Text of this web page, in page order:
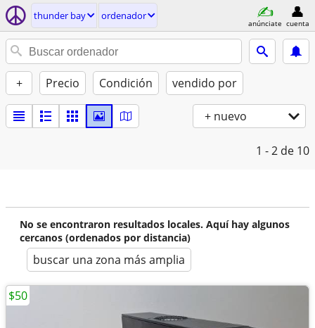
thunder bay ordenador
anúnciate cuenta
+ Precio Condición vendido por
+ nuevo
1 - 2 de 10
No se encontraron resultados locales. Aquí hay algunos
cercanos (ordenados por distancia)
buscar una zona más amplia
$50